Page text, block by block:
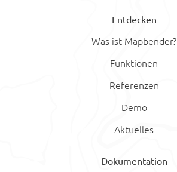
Entdecken
Was ist Mapbender?
Funktionen
Referenzen
Demo
Aktuelles
Dokumentation